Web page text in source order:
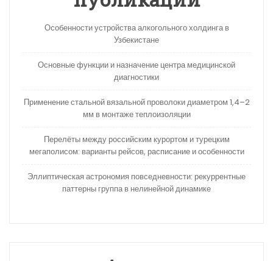
Особенности устройства алкогольного холдинга в
Узбекистане
Основные функции и назначение центра медицинской
диагностики
Применение стальной вязальной проволоки диаметром 1,4–2
мм в монтаже теплоизоляции
Перелёты между российским курортом и турецким
мегаполисом: варианты рейсов, расписание и особенности
Эллиптическая астрономия повседневности: рекуррентные
паттерны группа в нелинейной динамике